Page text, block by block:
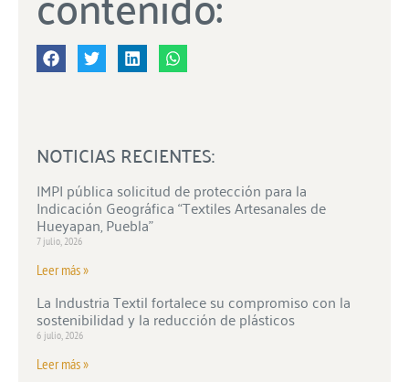
NOTICIAS RECIENTES:
IMPI pública solicitud de protección para la
Indicación Geográfica “Textiles Artesanales de
Hueyapan, Puebla”
7 julio, 2026
Leer más »
La Industria Textil fortalece su compromiso con la
sostenibilidad y la reducción de plásticos
6 julio, 2026
Leer más »